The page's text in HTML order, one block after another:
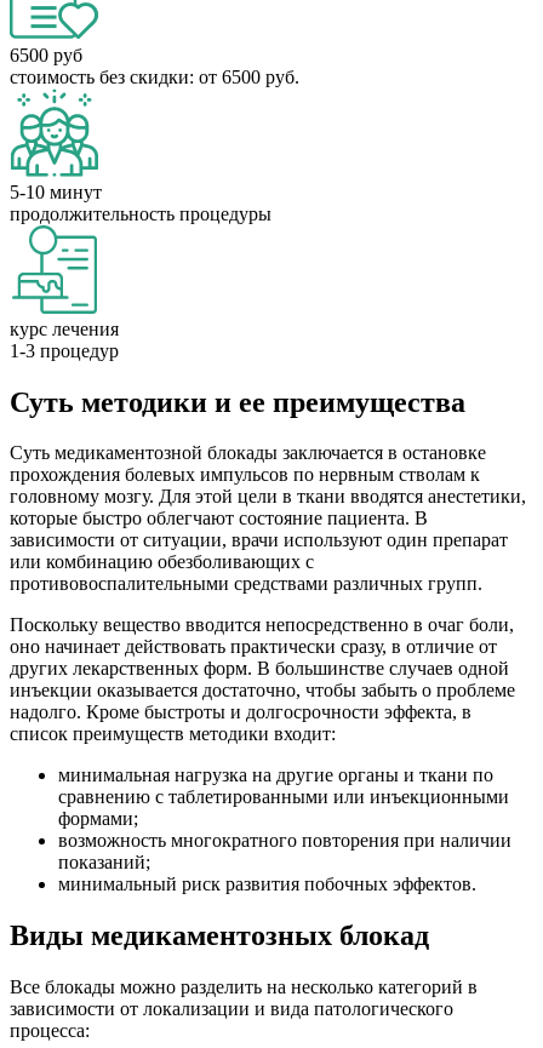
6500 руб
стоимость без скидки: от 6500 руб.
5-10 минут
продолжительность процедуры
курс лечения
1-3 процедур
Суть методики и ее преимущества
Суть медикаментозной блокады заключается в остановке
прохождения болевых импульсов по нервным стволам к
головному мозгу. Для этой цели в ткани вводятся анестетики,
которые быстро облегчают состояние пациента. В
зависимости от ситуации, врачи используют один препарат
или комбинацию обезболивающих с
противовоспалительными средствами различных групп.
Поскольку вещество вводится непосредственно в очаг боли,
оно начинает действовать практически сразу, в отличие от
других лекарственных форм. В большинстве случаев одной
инъекции оказывается достаточно, чтобы забыть о проблеме
надолго. Кроме быстроты и долгосрочности эффекта, в
список преимуществ методики входит:
минимальная нагрузка на другие органы и ткани по
сравнению с таблетированными или инъекционными
формами;
возможность многократного повторения при наличии
показаний;
минимальный риск развития побочных эффектов.
Виды медикаментозных блокад
Все блокады можно разделить на несколько категорий в
зависимости от локализации и вида патологического
процесса: